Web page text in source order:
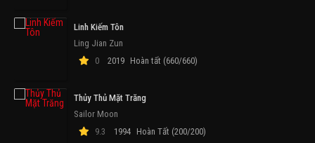
Linh Kiếm Tôn
Ling Jian Zun
0
2019 Hoàn tất (660/660)
Thủy Thủ Mặt Trăng
Sailor Moon
9.3
1994 Hoàn Tất (200/200)